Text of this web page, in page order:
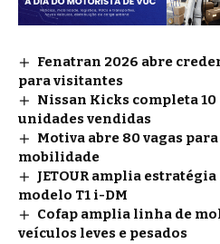
Fenatran 2026 abre
para visitantes
Nissan Kicks completa
unidades vendidas
Motiva abre 80 vagas
mobilidade
JETOUR amplia
modelo T1 i-DM
Cofap amplia linha de
veículos leves e pesados